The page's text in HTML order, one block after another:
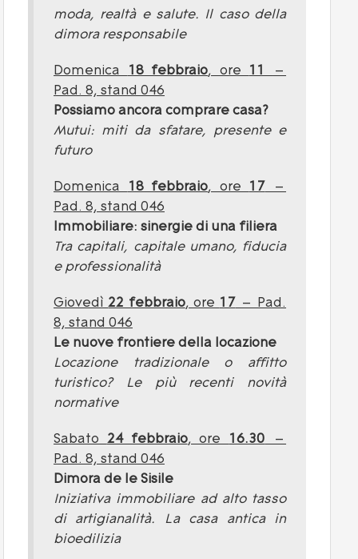
moda, realtà e salute. Il caso della
dimora responsabile
Domenica 18 febbraio, ore 11
–
Pad. 8, stand 046
Possiamo ancora comprare casa?
Mutui: miti da sfatare, presente e
futuro
Domenica 18 febbraio, ore 17–
Pad. 8, stand 046
Immobiliare: sinergie di una filiera
Tra capitali, capitale umano, fiducia
e professionalità
Giovedì22 febbraio, ore 17– Pad.
8, stand 046
Le nuove frontiere della locazione
Locazione tradizionale o affitto
turistico? Le più recenti novità
normative
Sabato 24 febbraio, ore 16.30 –
Pad. 8, stand 046
Dimora de le Sisile
Iniziativa immobiliare ad alto tasso
di artigianalità. La casa antica in
bioedilizia